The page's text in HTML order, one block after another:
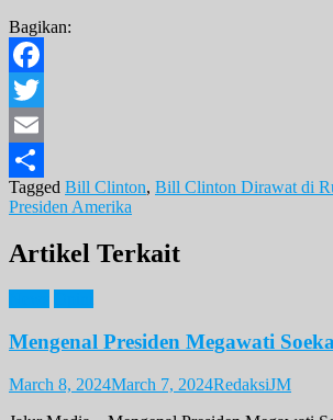
Bagikan:
Facebook
Twitter
Email
Share
Tagged Bill Clinton, Bill Clinton Dirawat di
Presiden Amerika
Artikel Terkait
Mengenal Presiden Megawati
March 8, 2024March 7, 2024RedaksiJM